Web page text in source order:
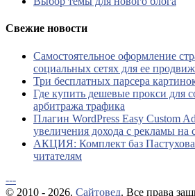
Свежие новости
Самостоятельное оформление
социальных сетях для ее
Три бесплатных парсера
Где купить дешевые прокси для
арбитража трафика
Плагин WordPress Easy Custom
увеличения дохода с рекламы на
АКЦИЯ: Комплект баз Пастухова
читателям
---
© 2010 - 2026. Сайтовед. Все права